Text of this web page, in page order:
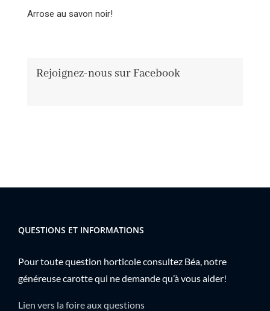
Arrose au savon noir!
Rejoignez-nous sur Facebook
QUESTIONS ET INFORMATIONS
Pour toute question horticole consultez Béa, notre
généreuse carotte qui ne demande qu’à vous aider!
Lien vers la foire aux questions